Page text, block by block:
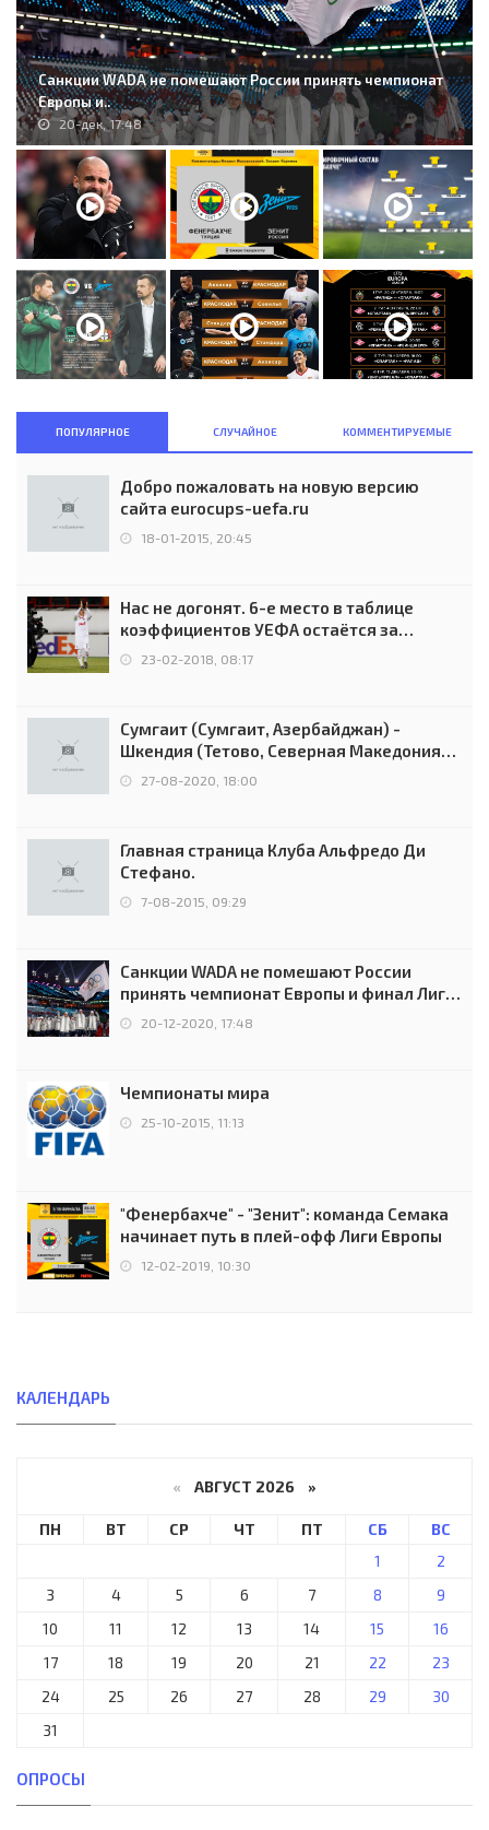
Санкции WADA не помешают России принять чемпионат
Европы и..
20-дек, 17:48
ПОПУЛЯРНОЕ СЛУЧАЙНОЕ КОММЕНТИРУЕМЫЕ
Добро пожаловать на новую версию
сайта eurocups-uefa.ru
18-01-2015, 20:45
Нас не догонят. 6-е место в таблице
коэффициентов УЕФА остаётся за
Россией
23-02-2018, 08:17
Сумгаит (Сумгаит, Азербайджан) -
Шкендия (Тетово, Северная Македония) -
0:2 (0:0)
27-08-2020, 18:00
Главная страница Клуба Альфредо Ди
Стефано.
7-08-2015, 09:29
Санкции WADA не помешают России
принять чемпионат Европы и финал Лиги
чемпионов.
20-12-2020, 17:48
Чемпионаты мира
25-10-2015, 11:13
"Фенербахче" - "Зенит": команда Семака
начинает путь в плей-офф Лиги Европы
12-02-2019, 10:30
КАЛЕНДАРЬ
« АВГУСТ 2026 »
ПН ВТ СР ЧТ ПТ СБ
ВС
1
2
3
4 5 6 7 8
9
10
11 12 13 14 15
16
17
18 19 20 21 22
23
24
25 26 27 28 29
30
31
ОПРОСЫ